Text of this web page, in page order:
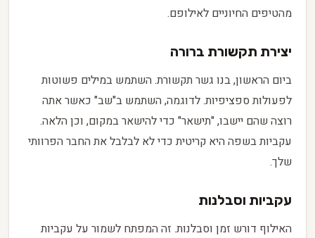
מהטיפים החיוניים לאילופם.
יצירת תקשורת ברורה
ביום הראשון, בנו גשר תקשורת. השתמש במילים פשוטות
לפעולות ספציפיות. לדוגמה, השתמש ב"שב" כאשר אתה
רוצה שהם יישבו, "תישאר" כדי להישאר במקום, וכן הלאה.
עקביות בשפה היא קריטית כדי לא לבלבל את החבר הפרוותי
שלך.
עקביות וסבלנות
האילוף דורש זמן וסבלנות. זה המפתח לשמור על עקביות